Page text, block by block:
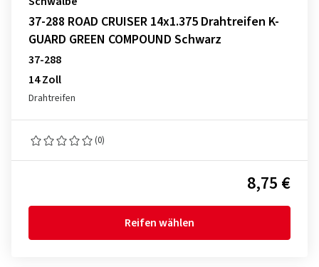
37-288 ROAD CRUISER 14x1.375 Drahtreifen K-
GUARD GREEN COMPOUND Schwarz
37-288
14 Zoll
Drahtreifen
(0)
8,75 €
Reifen wählen